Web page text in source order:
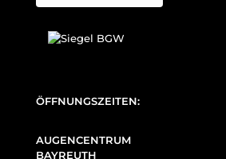
ÖFFNUNGSZEITEN:
AUGENCENTRUM
BAYREUTH